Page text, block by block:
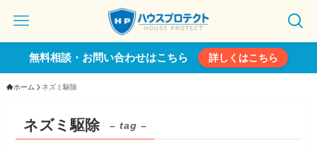
無料相談・お問い合わせはこちら 詳しくはこちら
ホーム ネズミ駆除
ネズミ駆除 – tag –